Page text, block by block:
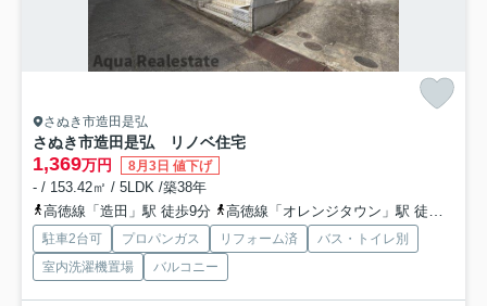
さぬき市造田是弘
さぬき市造田是弘 リノベ住宅
1,369万円 8月3日 値下げ
- / 153.42㎡ / 5LDK /築38年
高徳線「造田」駅 徒歩9分
高徳線「オレンジタウン」駅 徒歩35分
駐車2台可 プロパンガス リフォーム済
バス・トイレ別
室内洗濯機置場
バルコニー